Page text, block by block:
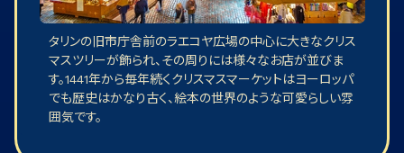
タリンの旧市庁舎前のラエコヤ広場の中心に大きなクリス
マスツリーが飾られ、その周りには様々なお店が並びま
す。1441年から毎年続くクリスマスマーケットはヨーロッパ
でも歴史はかなり古く、絵本の世界のような可愛らしい雰
囲気です。